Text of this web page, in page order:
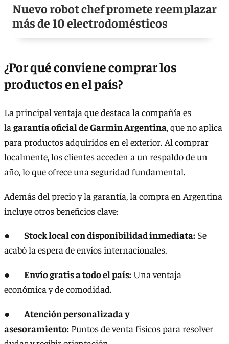
Nuevo robot chef promete reemplazar
más de 10 electrodomésticos
¿Por qué conviene comprar los
productos en el país?
La principal ventaja que destaca la compañía es
la garantía oficial de Garmin Argentina, que no aplica
para productos adquiridos en el exterior. Al comprar
localmente, los clientes acceden a un respaldo de un
año, lo que ofrece una seguridad fundamental.
Además del precio y la garantía, la compra en Argentina
incluye otros beneficios clave:
● Stock local con disponibilidad inmediata: Se
acabó la espera de envíos internacionales.
● Envío gratis a todo el país:Una ventaja
económica y de comodidad.
● Atención personalizada y
asesoramiento: Puntos de venta físicos para resolver